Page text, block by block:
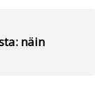
näin